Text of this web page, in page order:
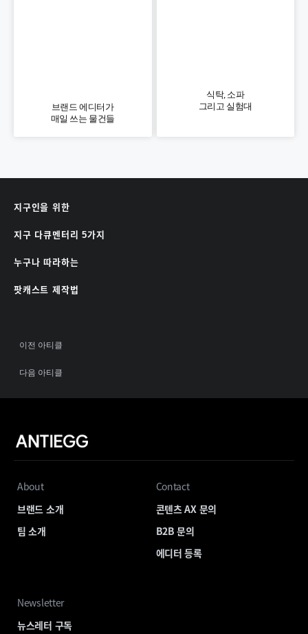
브랜드 에디터가
매일 쓰는 물건들
식탁, 소파
그리고 실험대
지구인을 위한
지구 다큐멘터리 5가지
누구나 따라하는
팟캐스트 제작법
이전 아티클
다음 아티클
About
브랜드 소개
팀 소개
Contact
콘텐츠 AX 문의
B2B 문의
에디터 등록
Newsletter
뉴스레터 구독